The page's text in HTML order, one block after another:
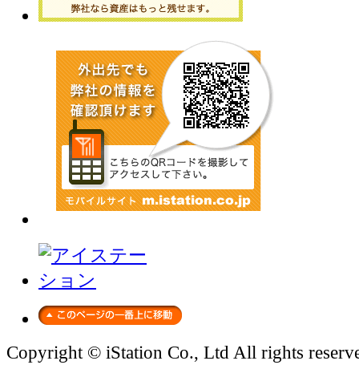
Copyright © iStation Co., Ltd All rights